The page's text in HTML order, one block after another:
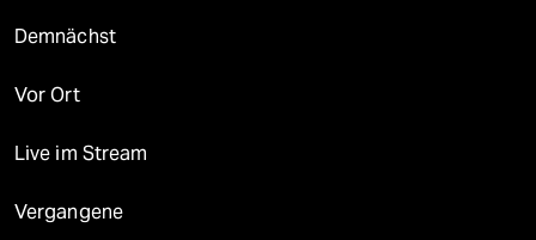
Demnächst
Vor Ort
Live im Stream
Vergangene